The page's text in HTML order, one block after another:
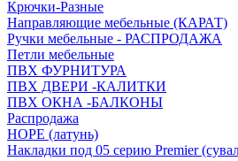
Крючки-Разные
Направляющие мебельные (КАРАТ)
Ручки мебельные - РАСПРОДАЖА
Петли мебельные
ПВХ ФУРНИТУРА
ПВХ ДВЕРИ -КАЛИТКИ
ПВХ ОКНА -БАЛКОНЫ
Распродажа
HOPE (латунь)
Накладки под 05 серию Premier